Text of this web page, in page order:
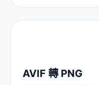
AVIF 轉 PNG